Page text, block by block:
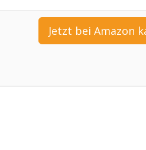
Jetzt bei Amazon